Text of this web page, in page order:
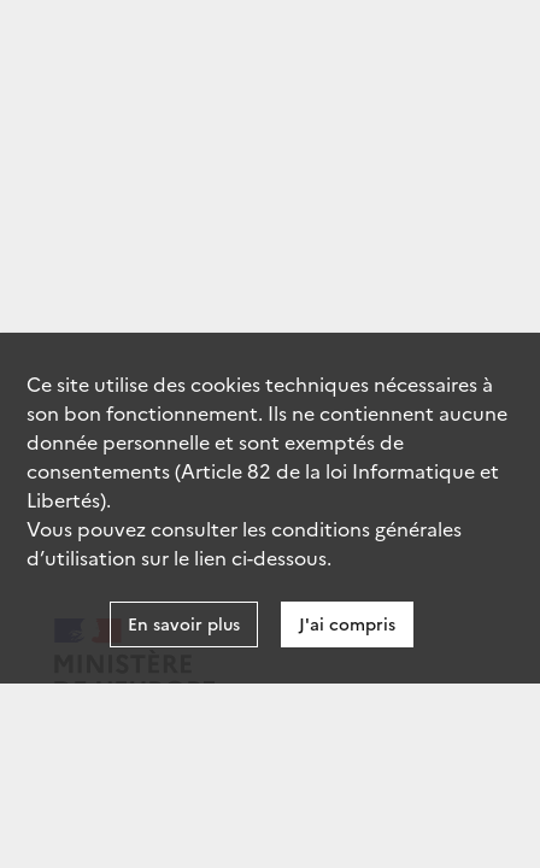
Ce site utilise descookiestechniques nécessaires à
son bon fonctionnement. Ils ne contiennent aucune
donnée personnelle et sont exemptés de
consentements (Article 82 de la loi Informatique et
Libertés).
Vous pouvez consulter les conditions générales
d’utilisation sur le lien ci-dessous.
En savoir plus J'ai compris